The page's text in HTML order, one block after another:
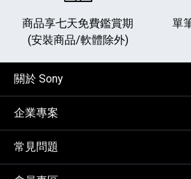
商品享七天免費鑑賞期
(安裝商品/軟體除外)
單
關於 Sony
企業專案
常見問題